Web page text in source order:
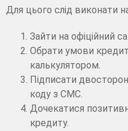
Для цього слід виконати
Зайти на офіційний
Обрати умови
калькулятором.
Підписати
коду з СМС.
Дочекатися
кредиту.